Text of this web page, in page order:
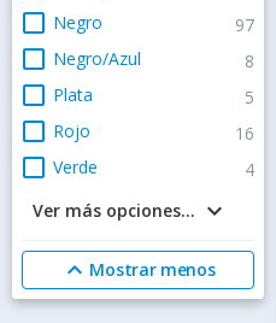
check_box_outline_blank Negro 97
check_box_outline_blank Negro/Azul 8
check_box_outline_blank Plata 5
check_box_outline_blank Rojo 16
check_box_outline_blank Verde 4
keyboard_arrow_down
Ver más opciones...
expand_less Mostrar menos